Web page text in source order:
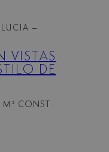
–
VISTAS
DE
M² CONST.